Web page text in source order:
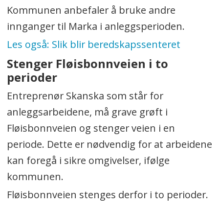
Kommunen anbefaler å bruke andre
innganger til Marka i anleggsperioden.
Les også: Slik blir beredskapssenteret
Stenger Fløisbonnveien i to
perioder
Entreprenør Skanska som står for
anleggsarbeidene, må grave grøft i
Fløisbonnveien og stenger veien i en
periode. Dette er nødvendig for at arbeidene
kan foregå i sikre omgivelser, ifølge
kommunen.
Fløisbonnveien stenges derfor i to perioder.